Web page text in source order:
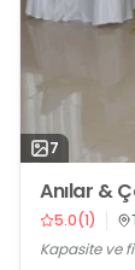
7
Anılar &
5.0(1)
Kapasite ve